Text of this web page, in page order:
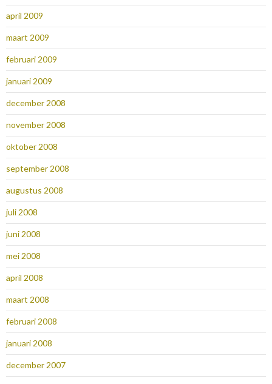
april 2009
maart 2009
februari 2009
januari 2009
december 2008
november 2008
oktober 2008
september 2008
augustus 2008
juli 2008
juni 2008
mei 2008
april 2008
maart 2008
februari 2008
januari 2008
december 2007